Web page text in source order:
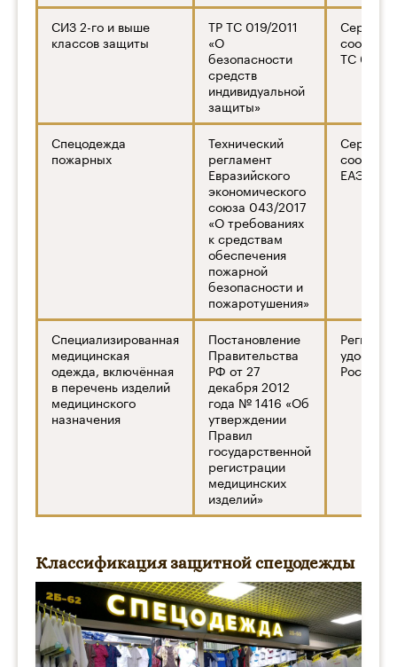
СИЗ 2-го и выше
классов защиты
ТР ТС 019/2011
«О
безопасности
средств
индивидуальной
защиты»
ТС 019/
Спецодежда
пожарных
Технический
регламент
Евразийского
экономического
союза 043/2017
«О требованиях
к средствам
обеспечения
пожарной
безопасности и
пожаротушения»
ЕАЭС
Специализированная
медицинская
одежда, включённая
в перечень изделий
медицинского
назначения
Постановление
Правительства
РФ от 27
декабря 2012
года № 1416 «Об
утверждении
Правил
государственной
регистрации
медицинских
изделий»
Классификация защитной спецодежды